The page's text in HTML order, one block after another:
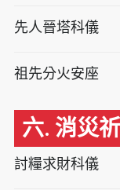
先人晉塔科儀
祖先分火安座
六. 消災
討糧求財科儀